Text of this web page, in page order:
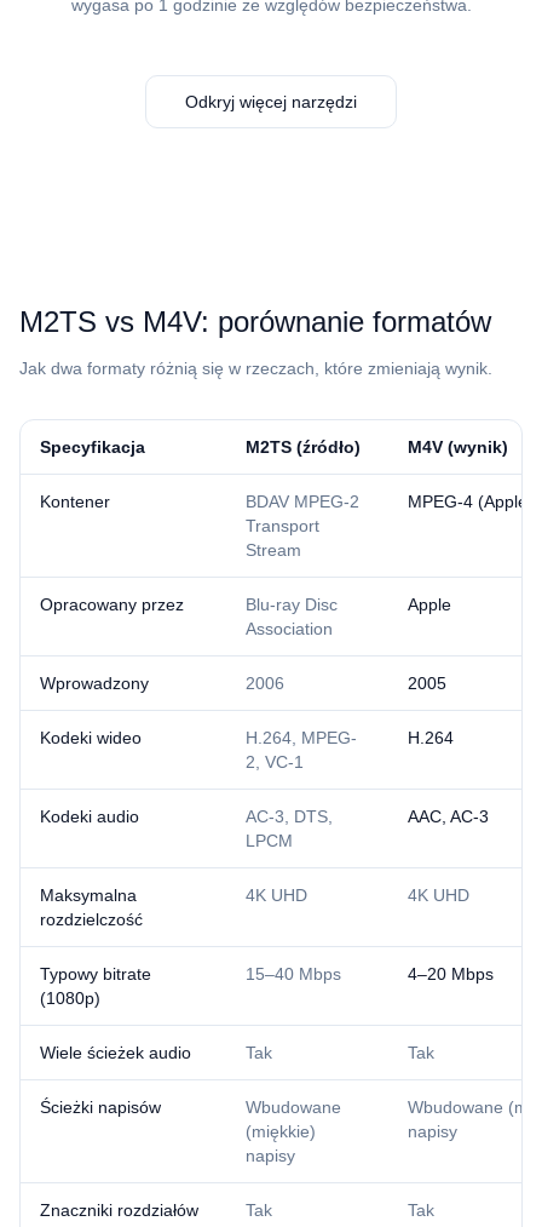
wygasa po 1 godzinie ze względów bezpieczeństwa.
Odkryj więcej narzędzi
⁦M2TS⁩ vs ⁦M4V⁩: porównanie formatów
Jak dwa formaty różnią się w rzeczach, które zmieniają wynik.
Specyfikacja ⁦M2TS⁩ (źródło) ⁦M4V⁩ (wynik)
Kontener
BDAV MPEG-2
Transport
Stream
MPEG-4 (Apple
Opracowany przez
Blu-ray Disc
Association
Apple
Wprowadzony 2006 2005
Kodeki wideo
H.264, MPEG-
2, VC-1
H.264
Kodeki audio
AC-3, DTS,
LPCM
AAC, AC-3
Maksymalna
rozdzielczość
4K UHD 4K UHD
Typowy bitrate
(1080p)
15–40 Mbps 4–20 Mbps
Wiele ścieżek audio Tak Tak
Ścieżki napisów
Wbudowane
(miękkie)
napisy
Wbudowane
napisy
Znaczniki rozdziałów Tak Tak